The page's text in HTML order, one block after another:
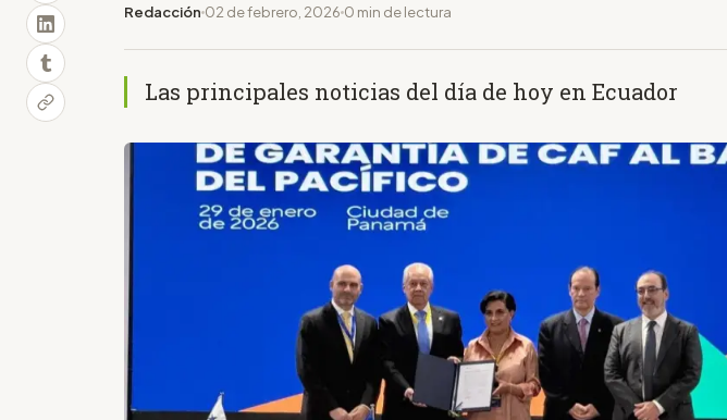
Redacción 02 de febrero, 2026 0 min de lectura
Las principales noticias del día de hoy en Ecuador